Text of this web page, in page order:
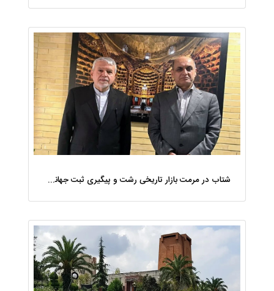
شتاب در مرمت بازار تاریخی رشت و پیگیری ثبت جهانی ماسوله